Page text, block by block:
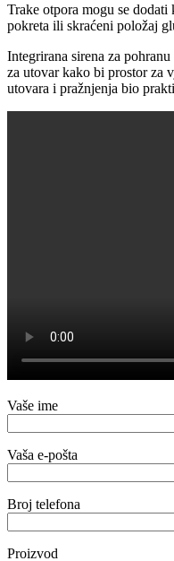
Trake otpora mogu se
pokreta ili skraćeni položaj
Integrirana sirena za
za utovar kako bi prostor za
utovara i pražnjenja bio
Vaše ime
Vaša e-pošta
Broj telefona
Proizvod